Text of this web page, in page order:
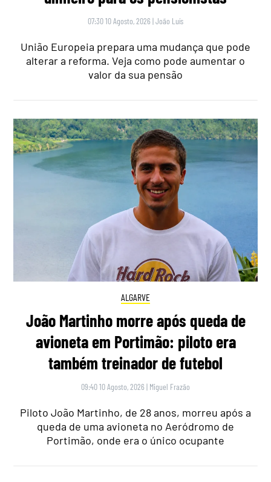
07:30 10 Agosto, 2026 |João Luís
União Europeia prepara uma mudança que pode
alterar a reforma. Veja como pode aumentar o
valor da sua pensão
ALGARVE
João Martinho morre após queda de
avioneta em Portimão: piloto era
também treinador de futebol
09:40 10 Agosto, 2026 | Miguel Frazão
Piloto João Martinho, de 28 anos, morreu após a
queda de uma avioneta no Aeródromo de
Portimão, onde era o único ocupante